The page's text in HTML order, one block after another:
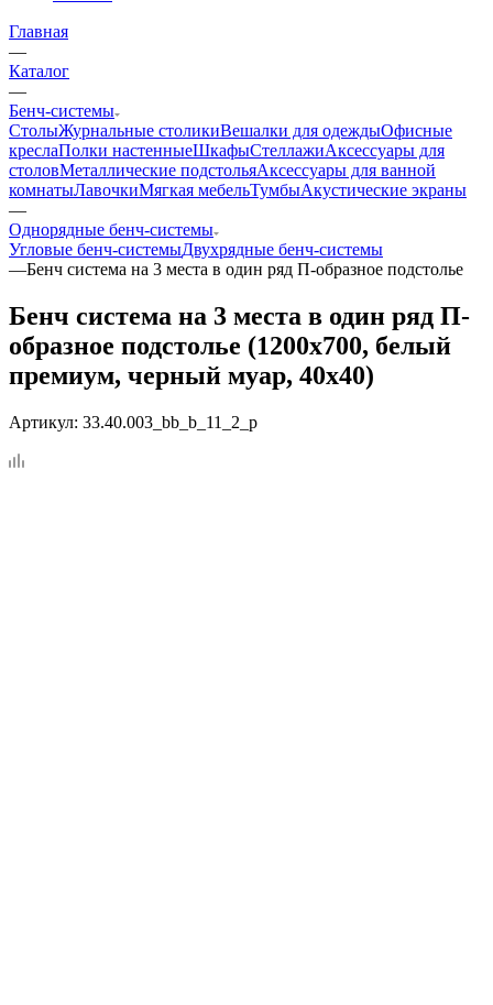
Главная
—
Каталог
—
Бенч-системы
СтолыЖурнальные столикиВешалки для одеждыОфисные
креслаПолки настенныеШкафыСтеллажиАксессуары для
столовМеталлические подстольяАксессуары для ванной
комнатыЛавочкиМягкая мебельТумбыАкустические экраны
—
Однорядные бенч-системы
Угловые бенч-системыДвухрядные бенч-системы
—Бенч система на 3 места в один ряд П-образное подстолье
Бенч система на 3 места в один ряд П-
образное подстолье (1200x700, белый
премиум, черный муар, 40x40)
Артикул: 33.40.003_bb_b_11_2_p